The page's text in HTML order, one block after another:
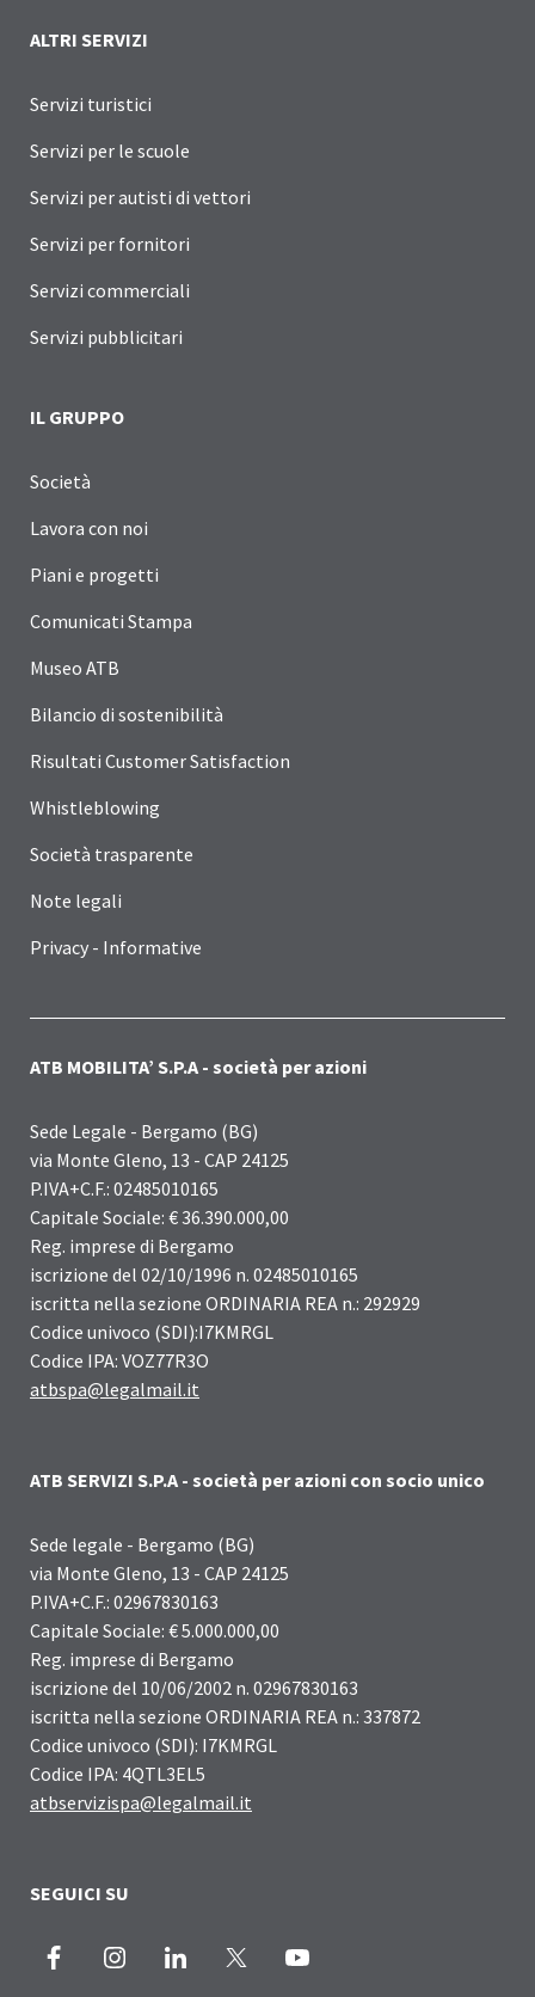
ALTRI SERVIZI
Servizi turistici
Servizi per le scuole
Servizi per autisti di vettori
Servizi per fornitori
Servizi commerciali
Servizi pubblicitari
IL GRUPPO
Società
Lavora con noi
Piani e progetti
Comunicati Stampa
Museo ATB
Bilancio di sostenibilità
Risultati Customer Satisfaction
Whistleblowing
Società trasparente
Note legali
Privacy - Informative
ATB MOBILITA’ S.P.A - società per azioni
Sede Legale - Bergamo (BG)
via Monte Gleno, 13 - CAP 24125
P.IVA+C.F.: 02485010165
Capitale Sociale: € 36.390.000,00
Reg. imprese di Bergamo
iscrizione del 02/10/1996 n. 02485010165
iscritta nella sezione ORDINARIA REA n.: 292929
Codice univoco (SDI):I7KMRGL
Codice IPA: VOZ77R3O
atbspa@legalmail.it
ATB SERVIZI S.P.A - società per azioni con socio unico
Sede legale - Bergamo (BG)
via Monte Gleno, 13 - CAP 24125
P.IVA+C.F.: 02967830163
Capitale Sociale: € 5.000.000,00
Reg. imprese di Bergamo
iscrizione del 10/06/2002 n. 02967830163
iscritta nella sezione ORDINARIA REA n.: 337872
Codice univoco (SDI): I7KMRGL
Codice IPA: 4QTL3EL5
atbservizispa@legalmail.it
SEGUICI SU
Facebook InstagramLinkedIn